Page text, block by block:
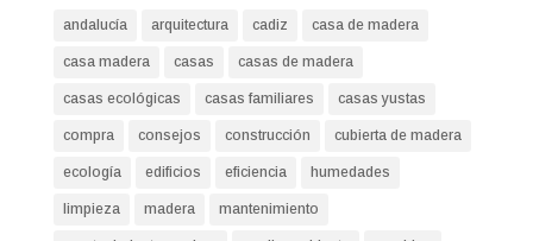
andalucía arquitectura cadiz casa de madera
casa madera casas casas de madera
casas ecológicas casas familiares casas yustas
compra consejos construcción cubierta de madera
ecología edificios eficiencia humedades
limpieza madera mantenimiento